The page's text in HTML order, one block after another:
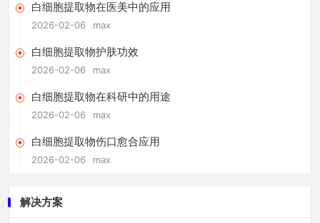
白细胞提取物在医美中的应用
2026-02-06 max
白细胞提取物护肤功效
2026-02-06 max
白细胞提取物在科研中的用途
2026-02-06 max
白细胞提取物伤口愈合应用
2026-02-06 max
解决方案